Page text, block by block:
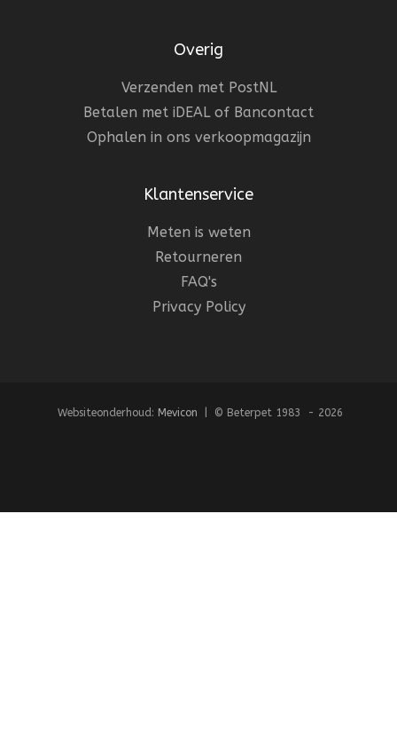
Overig
Verzenden met PostNL
Betalen met iDEAL of Bancontact
Ophalen in ons verkoopmagazijn
Klantenservice
Meten is weten
Retourneren
FAQ's
Privacy Policy
Websiteonderhoud: Mevicon | © Beterpet 1983 - 2026